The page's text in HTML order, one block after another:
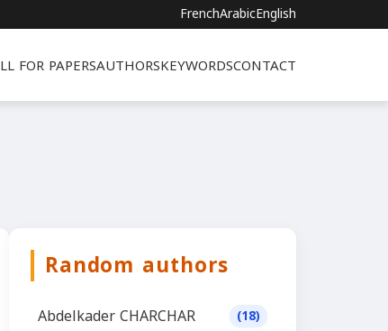
FrenchArabicEnglish
FOR PAPERSAUTHORSKEYWORDSCONTACT
Random authors
Abdelkader CHARCHAR (18)